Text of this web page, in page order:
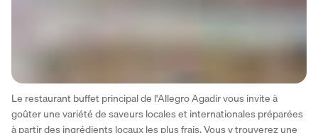
Le restaurant buffet principal de l'Allegro Agadir vous invite à
goûter une variété de saveurs locales et internationales préparées
à partir des ingrédients locaux les plus frais. Vous y trouverez une